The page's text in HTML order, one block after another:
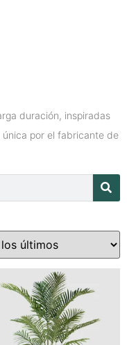
duración, inspiradas
por el fabricante de